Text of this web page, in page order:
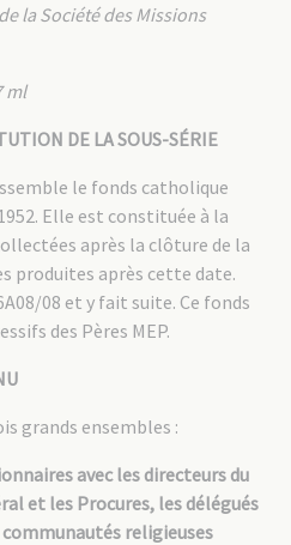
la Société des Missions
ml
DE LA SOUS-SÉRIE
le fonds catholique
Elle est constituée à la
après la clôture de la
produites après cette date.
08 et y fait suite. Ce fonds
des Pères MEP.
grands ensembles :
avec les directeurs du
et les Procures, les délégués
religieuses